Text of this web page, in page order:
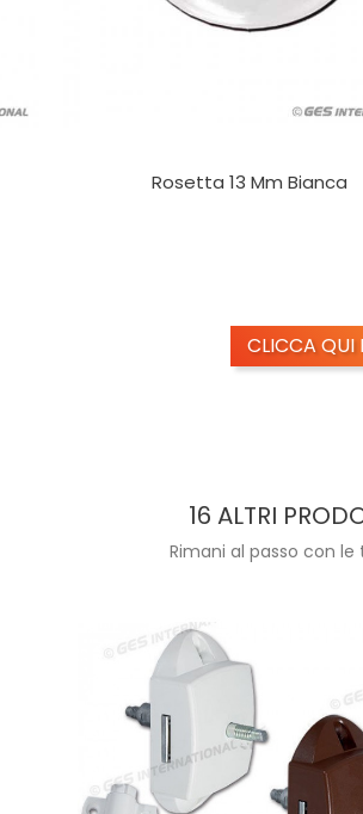
Rosetta 13 Mm Bianca
CLICCA QUI
16 ALTRI
Rimani al passo con